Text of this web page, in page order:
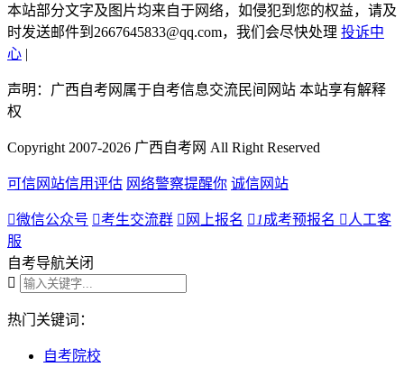
本站部分文字及图片均来自于网络，如侵犯到您的权益，请及
时发送邮件到2667645833@qq.com，我们会尽快处理 投诉中
心 |
声明：广西自考网属于自考信息交流民间网站 本站享有解释
权
Copyright 2007-2026 广西自考网 All Right Reserved
可信网站信用评估 网络警察提醒你 诚信网站
微信公众号 考生交流群  网上报名  1成考预报名  人工客
服
自考导航关闭

热门关键词：
自考院校